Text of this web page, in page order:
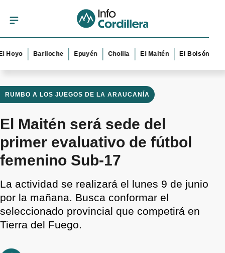
Bariloche Epuyén Cholila El Maitén El Bolsón Esquel
RUMBO A LOS JUEGOS DE LA ARAUCANÍA
El Maitén será sede del
primer evaluativo de fútbol
femenino Sub-17
La actividad se realizará el lunes 9 de junio
por la mañana. Busca conformar el
seleccionado provincial que competirá en
Tierra del Fuego.